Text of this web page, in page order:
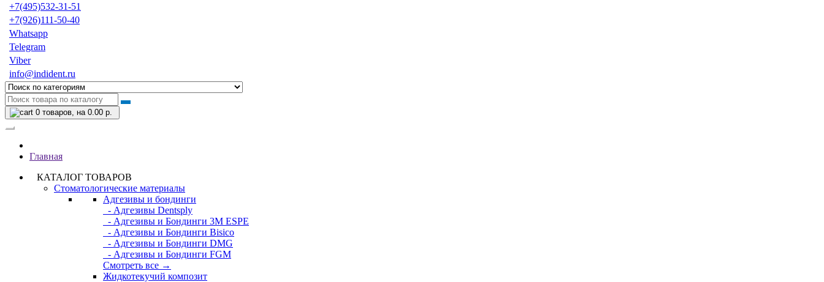
+7(495)532-31-51
+7(926)111-50-40
Whatsapp
Telegram
Viber
info@indident.ru
0 товаров, на 0.00 р.
Главная
КАТАЛОГ ТОВАРОВ
Стоматологические материалы
Адгезивы и бондинги
- Адгезивы Dentsply
- Адгезивы и Бондинги 3M ESPE
- Адгезивы и Бондинги Bisico
- Адгезивы и Бондинги DMG
- Адгезивы и Бондинги FGM
Смотреть все →
Жидкотекучий композит